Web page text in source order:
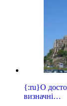
{:ru}О
визначні…